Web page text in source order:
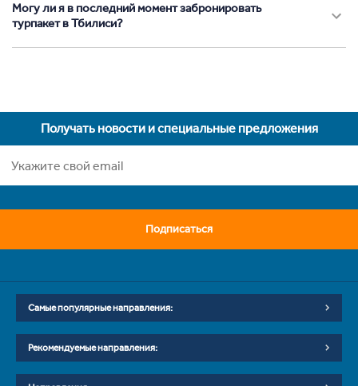
Могу ли я в последний момент забронировать
турпакет в Тбилиси?
Получать новости и специальные предложения
Подписаться
Самые популярные направления:
Рекомендуемые направления: